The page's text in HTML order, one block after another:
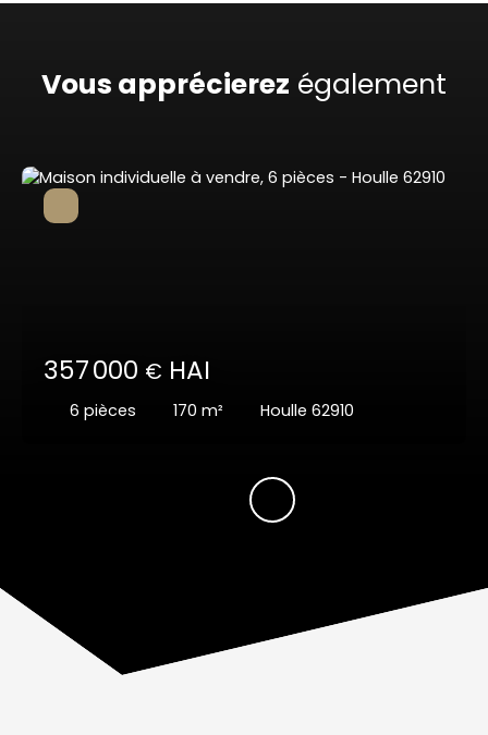
Vous apprécierez également
357 000 € HAI
6 pièces 170 m² Houlle 62910